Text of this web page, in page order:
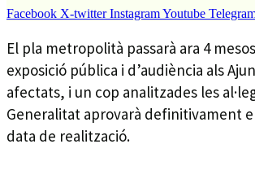
Facebook X-twitter InstagramYoutube
de Calella.
El pla metropolità passarà ara 4
exposició pública i d’audiència als
afectats, i un cop analitzades les
Generalitat aprovarà definitivament
data de realització.